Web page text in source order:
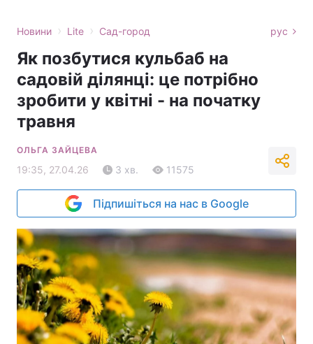
Новини › Lite › Сад-город рус
Як позбутися кульбаб на
садовій ділянці: це потрібно
зробити у квітні - на початку
травня
ОЛЬГА ЗАЙЦЕВА
19:35, 27.04.26 3 хв. 11575
Підпишіться на нас в Google